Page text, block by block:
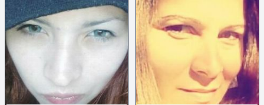
ZOBRAZIT INZERÁT ZOBRAZIT INZERÁT